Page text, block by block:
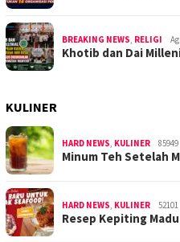
BREAKING NEWS, RELIGI
Khotib dan Dai
KULINER
HARD NEWS, KULINER
Minum Teh Setelah
HARD NEWS, KULINER
Resep Kepiting